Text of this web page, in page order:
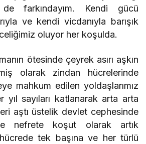
farkındayım. Kendi gücü
ve kendi vicdanıyla barışık
oluyor her koşulda.
ötesinde çeyrek asırı aşkın
olarak zindan hücrelerinde
mahkum edilen yoldaşlarımız
yıl sayıları katlanarak arta arta
aştı üstelik devlet cephesinde
nefrete koşut olarak artık
tek başına ve her türlü